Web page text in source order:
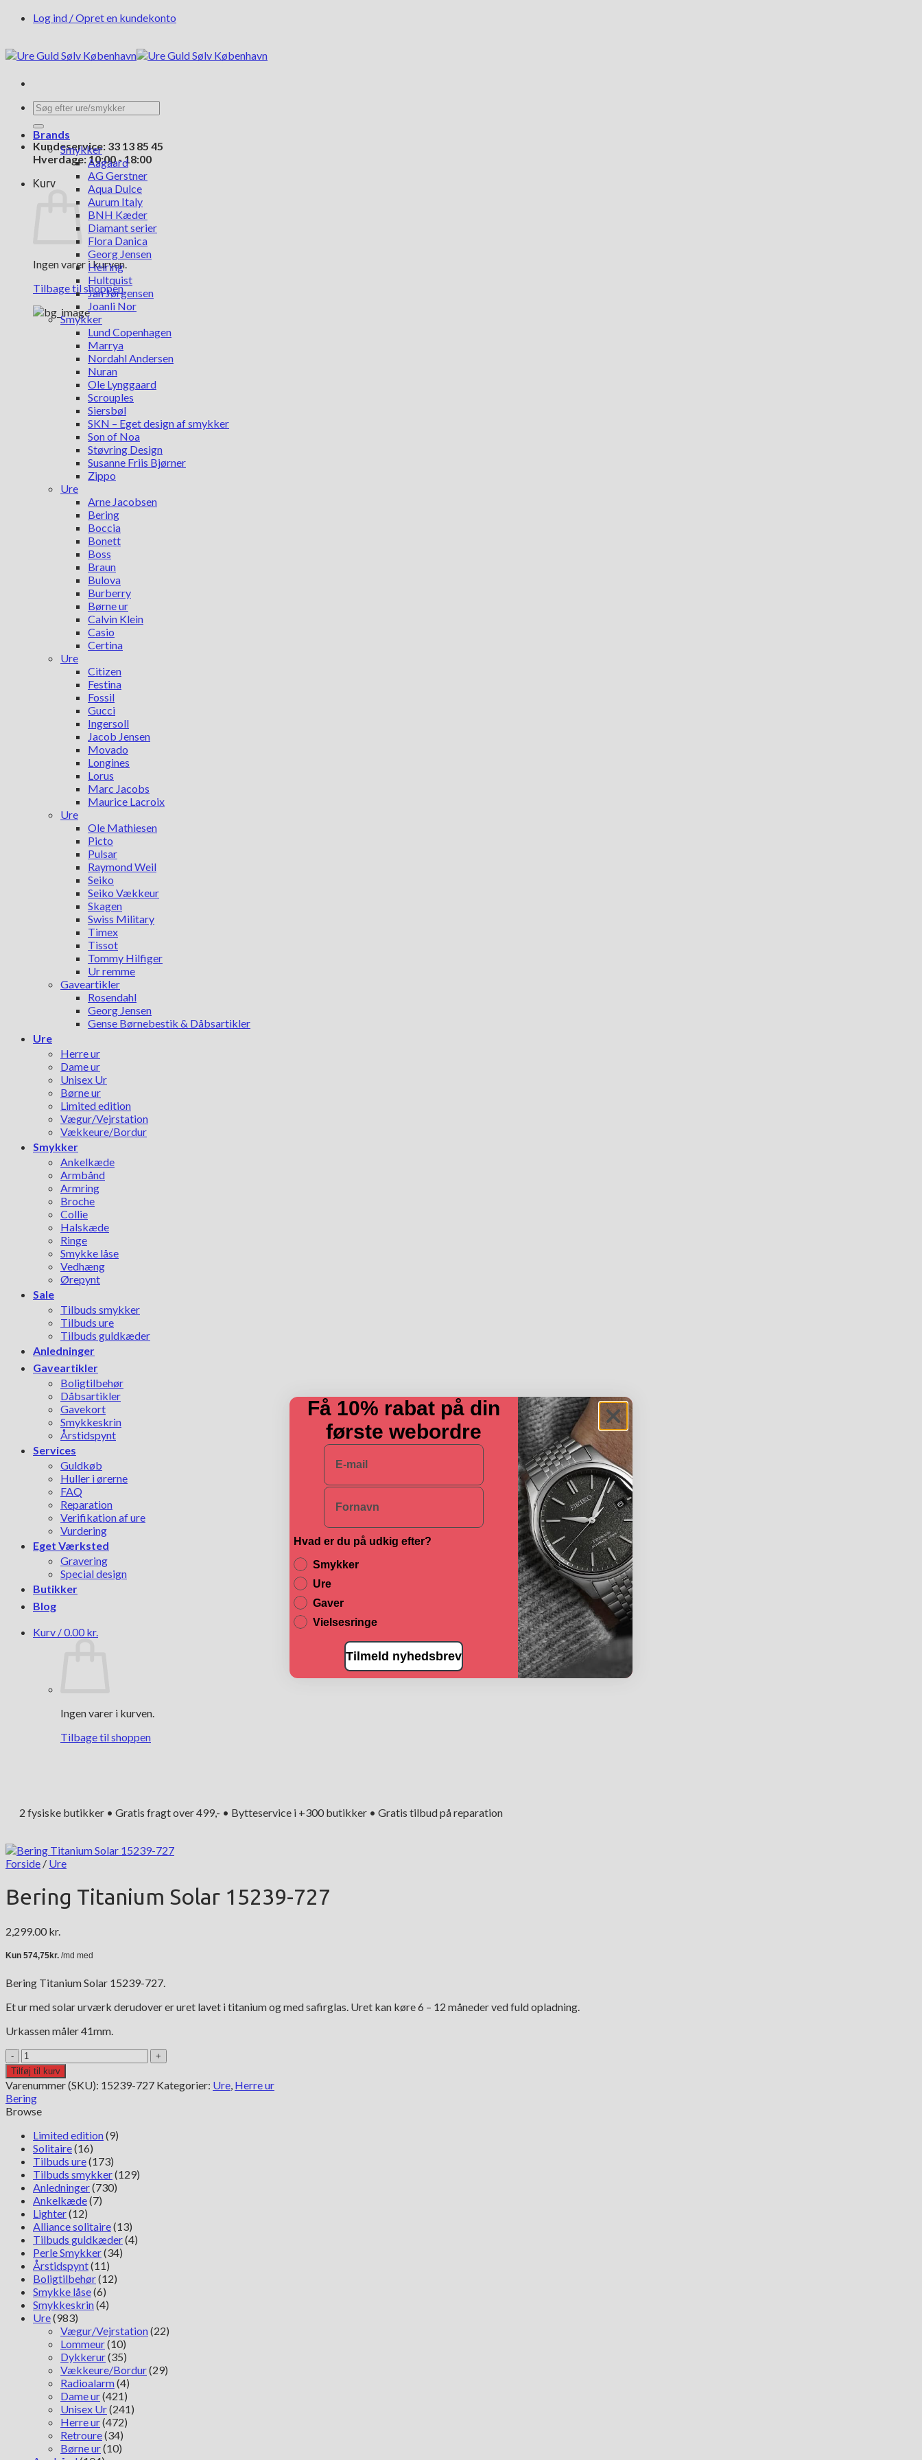
FortsætLog ind / Opret en kundekonto
Søg
efter:
Kundeservice: 33 13 85 45
Hverdage: 10:00 - 18:00
Kurv
Ingen varer i kurven.
Tilbage til shoppen
Brands
Smykker
Aagaard
AG Gerstner
Aqua Dulce
Aurum Italy
BNH Kæder
Diamant serier
Flora Danica
Georg Jensen
Heiring
Hultquist
Jan Jørgensen
Joanli Nor
Smykker
Lund Copenhagen
Marrya
Nordahl Andersen
Nuran
Ole Lynggaard
Scrouples
Siersbøl
SKN – Eget design af smykker
Son of Noa
Støvring Design
Susanne Friis Bjørner
Zippo
Ure
Arne Jacobsen
Bering
Boccia
Bonett
Boss
Braun
Bulova
Burberry
Børne ur
Calvin Klein
Casio
Certina
Ure
Citizen
Festina
Fossil
Gucci
Ingersoll
Jacob Jensen
Movado
Longines
Lorus
Marc Jacobs
Maurice Lacroix
Ure
Ole Mathiesen
Picto
Pulsar
Raymond Weil
Seiko
Seiko Vækkeur
Skagen
Swiss Military
Timex
Tissot
Tommy Hilfiger
Ur remme
Gaveartikler
Rosendahl
Georg Jensen
Gense Børnebestik & Dåbsartikler
Ure
Herre ur
Dame ur
Unisex Ur
Børne ur
Limited edition
Vægur/Vejrstation
Vækkeure/Bordur
Smykker
Ankelkæde
Armbånd
Armring
Broche
Collie
Halskæde
Ringe
Smykke låse
Vedhæng
Ørepynt
Sale
Tilbuds smykker
Tilbuds ure
Tilbuds guldkæder
Anledninger
Gaveartikler
Boligtilbehør
Dåbsartikler
Gavekort
Smykkeskrin
Årstidspynt
Services
Guldkøb
Huller i ørerne
FAQ
Reparation
Verifikation af ure
Vurdering
Eget Værksted
Gravering
Special design
Butikker
Blog
Kurv /0.00 kr.
Ingen varer i kurven.
Tilbage til shoppen
2 fysiske butikker • Gratis fragt over 499,- • Bytteservice i +300 butikker • Gratis tilbud på reparation
Forside / Ure
Bering Titanium Solar 15239-727
2,299.00 kr.
Bering Titanium Solar 15239-727.
Et ur med solar urværk derudover er uret lavet i titanium og med safirglas. Uret kan køre 6 – 12 måneder ved fuld opladning.
Urkassen måler 41mm.
Bering
Titanium
Solar
15239-
727
antal
Tilføj til kurv
Varenummer (SKU): 15239-727 Kategorier: Ure, Herre ur
Bering
Browse
Limited edition(9)
Solitaire(16)
Tilbuds ure(173)
Tilbuds smykker(129)
Anledninger(730)
Ankelkæde(7)
Lighter(12)
Alliance solitaire(13)
Tilbuds guldkæder(4)
Perle Smykker(34)
Årstidspynt(11)
Boligtilbehør(12)
Smykke låse(6)
Smykkeskrin(4)
Ure(983)
Vægur/Vejrstation(22)
Lommeur(10)
Dykkerur(35)
Vækkeure/Bordur(29)
Radioalarm(4)
Dame ur(421)
Unisex Ur(241)
Herre ur(472)
Retroure(34)
Børne ur(10)
Få 10% rabat på din
første webordre
E-mail
Navn
Hvad er du på udkig efter?
Smykker
Ure
Gaver
Vielsesringe
Tilmeld nyhedsbrev